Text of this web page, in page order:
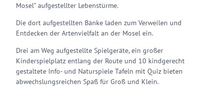
Mosel" aufgestellter Lebenstürme.
Die dort aufgestellten Bänke laden zum Verweilen und
Entdecken der Artenvielfalt an der Mosel ein.
Drei am Weg aufgestellte Spielgeräte, ein großer
Kinderspielplatz entlang der Route und 10 kindgerecht
gestaltete Info- und Naturspiele Tafeln mit Quiz bieten
abwechslungsreichen Spaß für Groß und Klein.